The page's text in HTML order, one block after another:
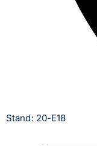
Stand: 20-E18